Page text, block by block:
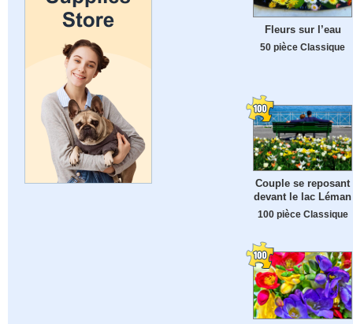
Fleurs sur l’eau
50 pièce Classique
Couple se reposant
devant le lac Léman
100 pièce Classique